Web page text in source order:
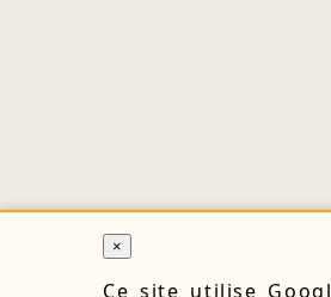
×
Ce site utilise